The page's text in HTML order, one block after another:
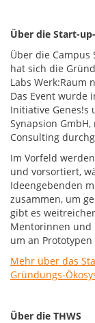
Über die Start-
Über die
hat sich die
Labs Werk:Raum
Das Event wurde
Initiative Genes!s
Synapsion
Consulting
Im Vorfeld
und vorsortiert,
Ideengebenden
zusammen, um
gibt es
Mentorinnen und
um an
Mehr über das
Gründungs-
Über die THWS